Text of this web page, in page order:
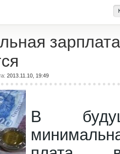
2013.11.10, 19:49
В